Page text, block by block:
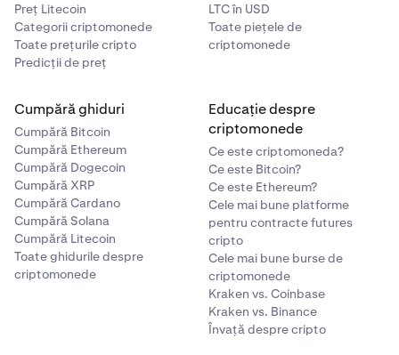
Preț Litecoin
Categorii criptomonede
Toate prețurile cripto
Predicții de preț
LTC în USD
Toate piețele de
criptomonede
Cumpără ghiduri
Cumpără Bitcoin
Cumpără Ethereum
Cumpără Dogecoin
Cumpără XRP
Cumpără Cardano
Cumpără Solana
Cumpără Litecoin
Toate ghidurile despre
criptomonede
Educație despre
criptomonede
Ce este criptomoneda?
Ce este Bitcoin?
Ce este Ethereum?
Cele mai bune platforme
pentru contracte futures
cripto
Cele mai bune burse de
criptomonede
Kraken vs. Coinbase
Kraken vs. Binance
Învață despre cripto